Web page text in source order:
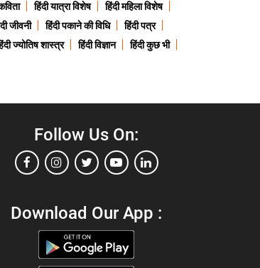
हिंदी यात्रा विशेष
हिंदी महिला विशेष
जीवनी हिंदी पकाने की विधि
हिंदी पत्र
ज्योतिष शास्त्र हिंदी विज्ञान
हिंदी कुछ भी
Follow Us On:
Download Our App :